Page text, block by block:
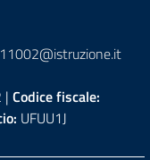
| Codice fiscale:
UFUU1J